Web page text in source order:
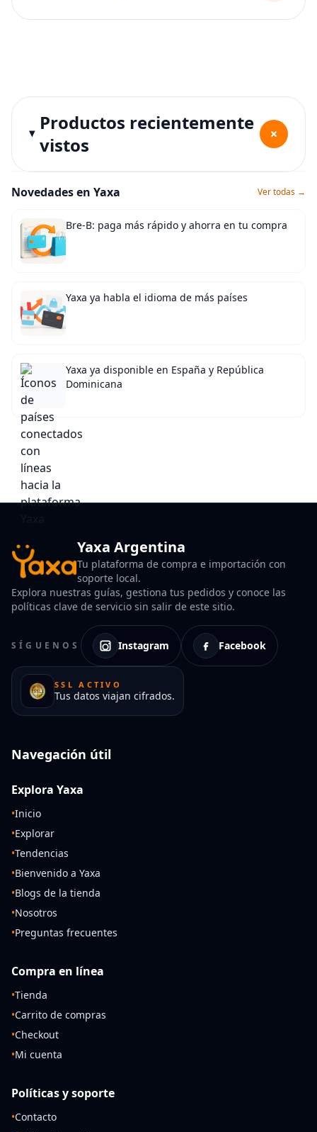
Productos recientemente
vistos
+
Novedades en Yaxa Ver todas →
Bre-B: paga más rápido y ahorra en tu compra
Yaxa ya habla el idioma de más países
Yaxa ya disponible en España y República
Dominicana
Yaxa Argentina
Tu plataforma de compra e importación con
soporte local.
Explora nuestras guías, gestiona tus pedidos y conoce las
políticas clave de servicio sin salir de este sitio.
SÍGUENOS Instagram Facebook
SSL ACTIVO
Tus datos viajan cifrados.
Navegación útil
Explora Yaxa
•Inicio
•Explorar
•Tendencias
•Bienvenido a Yaxa
•Blogs de la tienda
•Nosotros
•Preguntas frecuentes
Compra en línea
•Tienda
•Carrito de compras
•Checkout
•Mi cuenta
Políticas y soporte
•Contacto